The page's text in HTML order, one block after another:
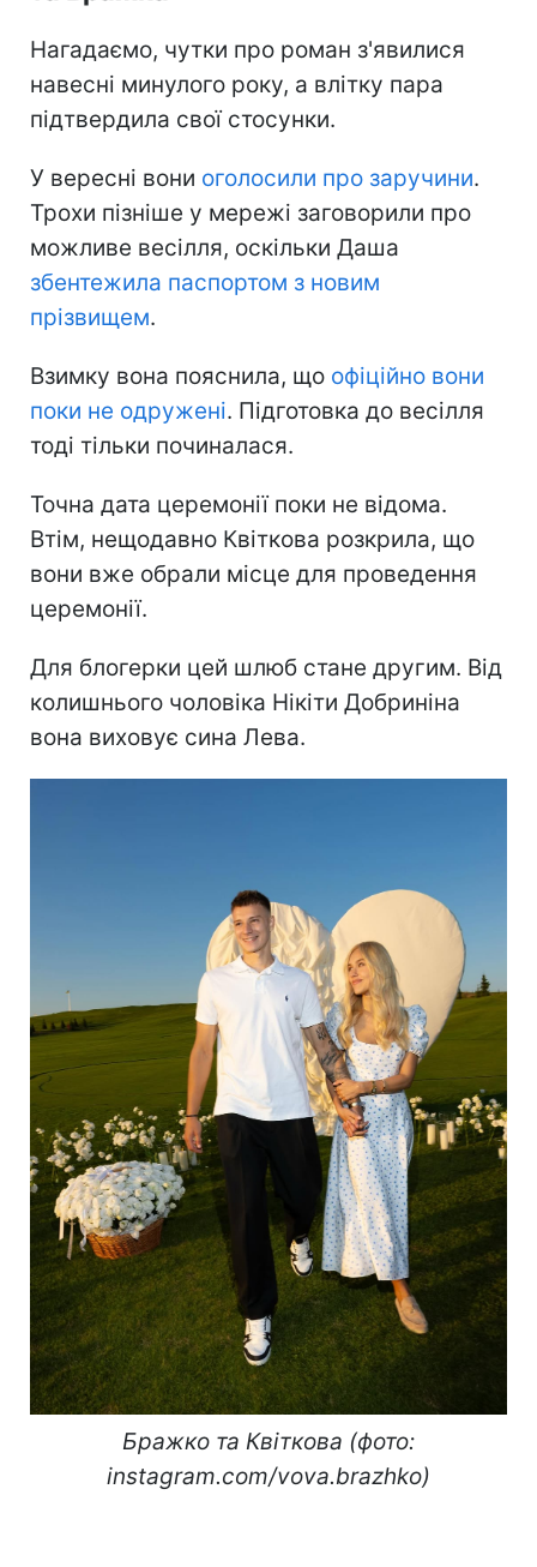
Нагадаємо, чутки про роман з'явилися
навесні минулого року, а влітку пара
підтвердила свої стосунки.
У вересні вони оголосили про заручини.
Трохи пізніше у мережі заговорили про
можливе весілля, оскільки Даша
збентежила паспортом з новим
прізвищем.
Взимку вона пояснила, що офіційно вони
поки не одружені. Підготовка до весілля
тоді тільки починалася.
Точна дата церемонії поки не відома.
Втім, нещодавно Квіткова розкрила, що
вони вже обрали місце для проведення
церемонії.
Для блогерки цей шлюб стане другим. Від
колишнього чоловіка Нікіти Добриніна
вона виховує сина Лева.
Бражко та Квіткова (фото:
instagram.com/vova.brazhko)